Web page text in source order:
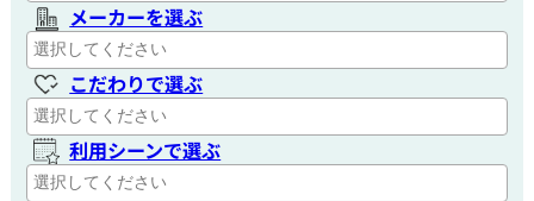
メーカーを選ぶ
こだわりで選ぶ
利用シーンで選ぶ